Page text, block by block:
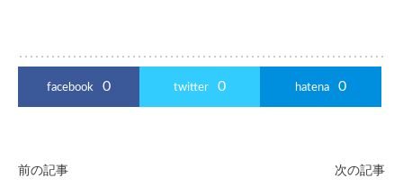
facebook 0 twitter 0 hatena 0
前の記事 次の記事